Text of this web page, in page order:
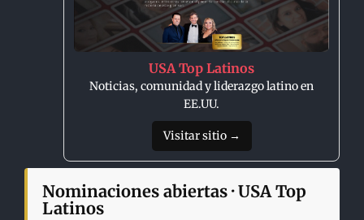
USA Top Latinos
Noticias, comunidad y liderazgo latino en
EE.UU.
Visitar sitio →
Nominaciones abiertas · USA Top
Latinos